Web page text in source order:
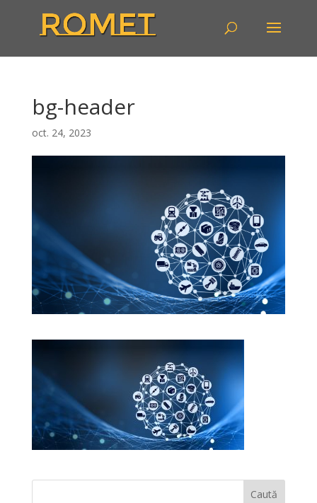
bg-header
oct. 24, 2023